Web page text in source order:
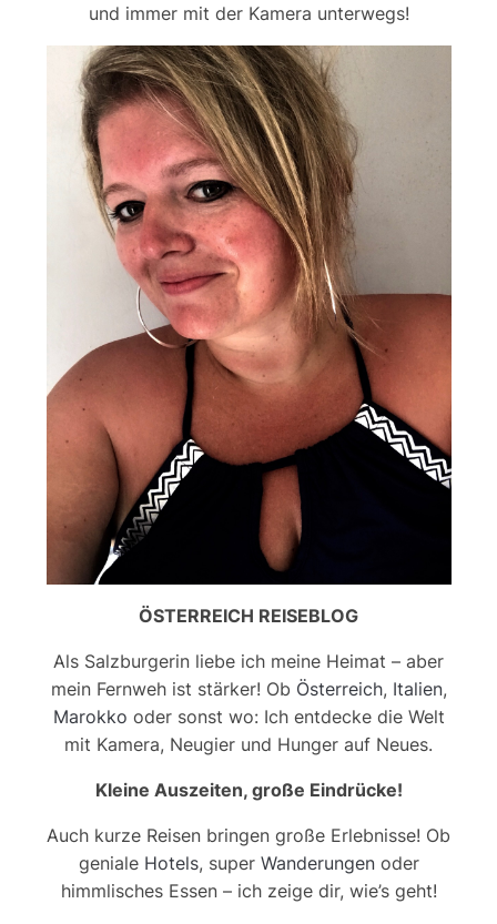
und immer mit der Kamera unterwegs!
ÖSTERREICH REISEBLOG
Als Salzburgerin liebe ich meine Heimat – aber
mein Fernweh ist stärker! Ob Österreich, Italien,
Marokko oder sonst wo: Ich entdecke die Welt
mit Kamera, Neugier und Hunger auf Neues.
Kleine Auszeiten, große Eindrücke!
Auch kurze Reisen bringen große Erlebnisse! Ob
geniale Hotels, super Wanderungenoder
himmlisches Essen – ich zeige dir, wie’s geht!